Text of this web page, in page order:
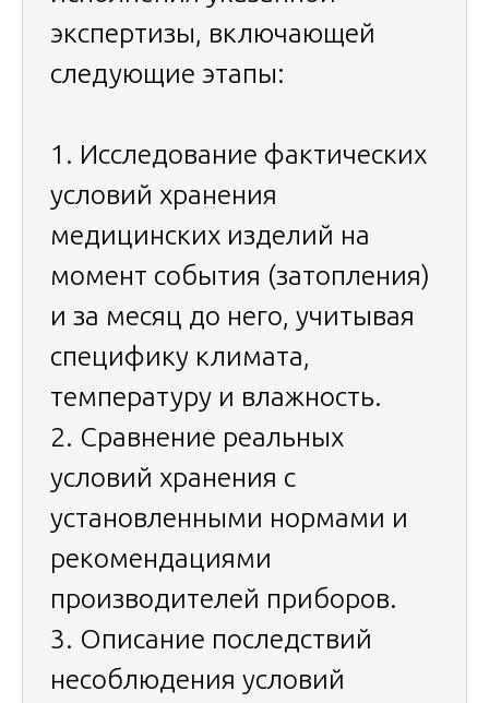
экспертизы, включающей
следующие этапы:
1. Исследование фактических
условий хранения
медицинских изделий на
момент события (затопления)
и за месяц до него, учитывая
специфику климата,
температуру и влажность.
2. Сравнение реальных
условий хранения с
установленными нормами и
рекомендациями
производителей приборов.
3. Описание последствий
несоблюдения условий